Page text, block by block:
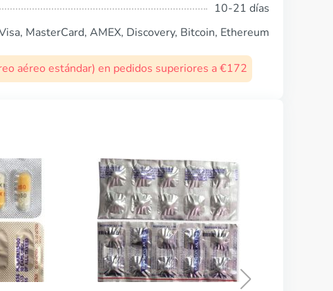
10-21 días
MasterCard, AMEX, Discovery, Bitcoin, Ethereum
aéreo estándar) en pedidos superiores a €172
Heipram
COMPRAR AHORA